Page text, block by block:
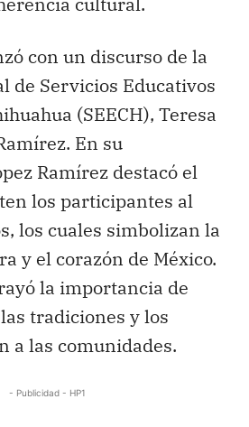
con un discurso de la
de Servicios Educativos
(SEECH), Teresa
En su
Ramírez destacó el
los participantes al
los cuales simbolizan la
y el corazón de México.
la importancia de
tradiciones y los
a las comunidades.
- Publicidad - HP1